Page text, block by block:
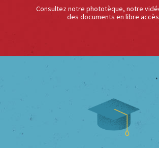
Consultez notre phototèque, notre
des documents en libre